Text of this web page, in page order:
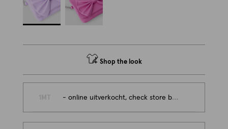
Shop the look
- online uitverkocht, check store beschikbaarheid